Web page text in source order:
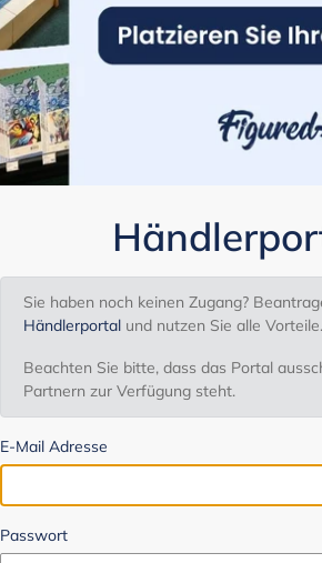
Sie haben noch keinen Zugang?
Händlerportal und nutzen Sie alle Vorteile.
Beachten Sie bitte, dass das Portal
Partnern zur Verfügung steht.
E-Mail Adresse
Passwort